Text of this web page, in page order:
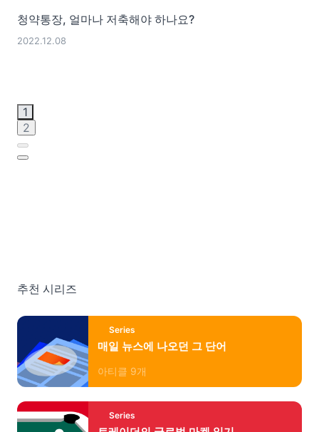
청약통장, 얼마나 저축해야 하나요?
2022.12.08
1
2
추천 시리즈
Series
매일 뉴스에 나오던 그 단어
아티클 9개
Series